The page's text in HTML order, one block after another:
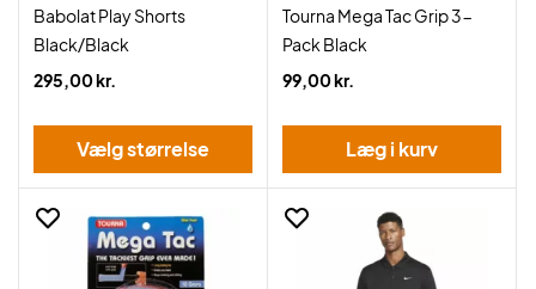
Babolat Play Shorts
Black/Black
295,00 kr.
Vælg størrelse
Tourna Mega Tac Grip 3-
Pack Black
99,00 kr.
Læg i kurv